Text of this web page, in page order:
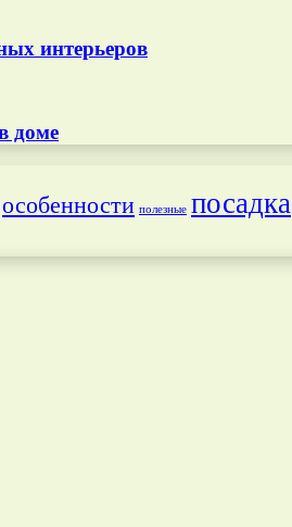
интерьеров
доме
особенности полезные посадка